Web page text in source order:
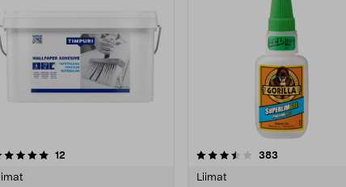
12
3.5 viidestä
383
Liimat
4.5 viidestä